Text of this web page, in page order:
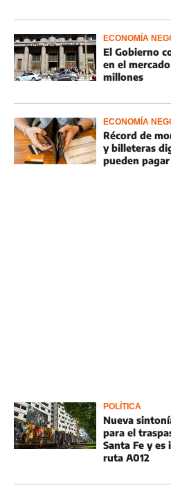
ECONOMÍA
El Gobierno
en el
millones
ECONOMÍA
Récord de
y billeteras
pueden
POLÍTICA
Nueva
para el
Santa Fe y
ruta A012